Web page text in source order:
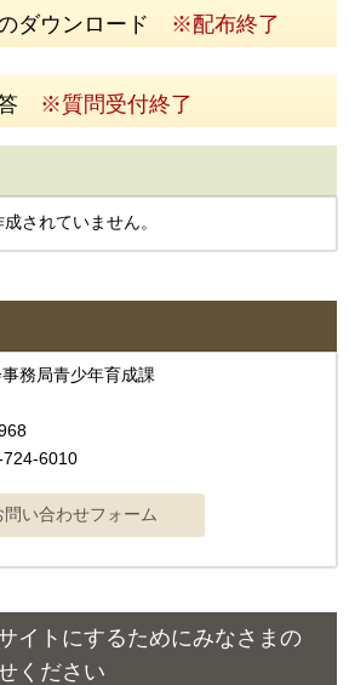
ダウンロード ※配布終了
答 ※質問受付終了
されていません。
事務局青少年育成課
724-6010
イトにするためにみなさまの
ください